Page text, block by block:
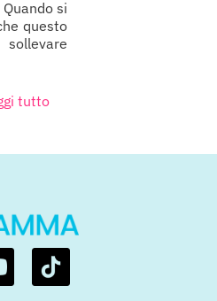
si
questo
tutto